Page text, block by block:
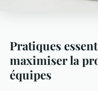
Pratiques
maximiser la
équipes